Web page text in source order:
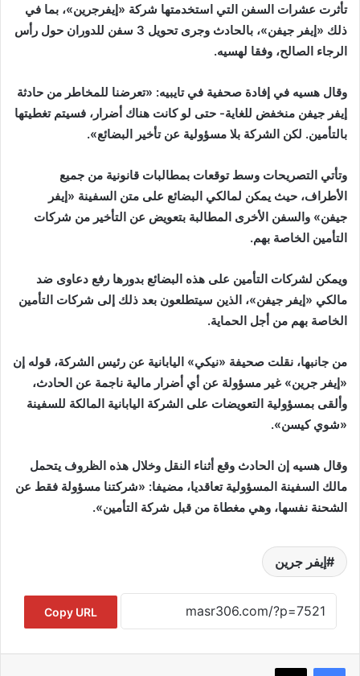
تأثرت عشرات السفن التي استخدمتها شركة «إيفرجرين»، بما في
ذلك «إيفر جيفن»، بالحادث وجرى تحويل 3 سفن للدوران حول رأس
الرجاء الصالح، وفقا لهسيه.
وقال هسيه في إفادة صحفية في تايبيه: «تعرضنا للمخاطر من حادثة
إيفر جيفن منخفض للغاية- حتى لو كانت هناك أضرار، فسيتم تغطيتها
بالتأمين. لكن الشركة بلا مسؤولية عن تأخير البضائع».
وتأتي التصريحات وسط توقعات بمطالبات قانونية من جميع
الأطراف، حيث يمكن لمالكي البضائع على متن السفينة «إيفر
جيفن» والسفن الأخرى المطالبة بتعويض عن التأخير من شركات
التأمين الخاصة بهم.
ويمكن لشركات التأمين على هذه البضائع بدورها رفع دعاوى ضد
مالكي «إيفر جيفن»، الذين سيتطلعون بعد ذلك إلى شركات التأمين
الخاصة بهم من أجل الحماية.
من جانبها، نقلت صحيفة «نيكي» اليابانية عن رئيس الشركة، قوله إن
«إيفر جرين» غير مسؤولة عن أي أضرار مالية ناجمة عن الحادث،
وألقى بمسؤولية التعويضات على الشركة اليابانية المالكة للسفينة
«شوي كيسن».
وقال هسيه إن الحادث وقع أثناء النقل وخلال هذه الظروف يتحمل
مالك السفينة المسؤولية تعاقديا، مضيفا: «شركتنا مسؤولة فقط عن
الشحنة نفسها، وهي مغطاة من قبل شركة التأمين».
إيفر جرين
Copy URL